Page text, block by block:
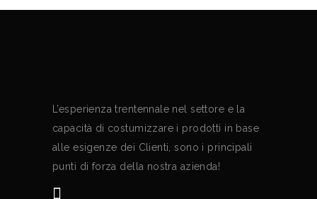
L’esperienza trentennale nel settore e la
capacità di costumizzare i prodotti in base
alle esigenze dei Clienti, sono i principali
punti di forza della nostra azienda!